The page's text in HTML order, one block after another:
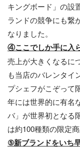
キングボード」の設
ランドの競争にも繋
なりました。
④ここでしか手に入
売上が大きくなるに
も当店のバレンタイ
プシェフがこぞって
年には世界的に有名
バ」が世界初となる
は約100種類の限定
⑤新ブランドをいち